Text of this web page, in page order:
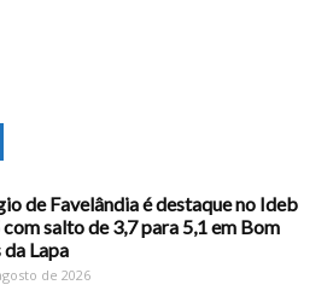
de Favelândia é destaque no Ideb
salto de 3,7 para 5,1 em Bom
da Lapa
de 2026